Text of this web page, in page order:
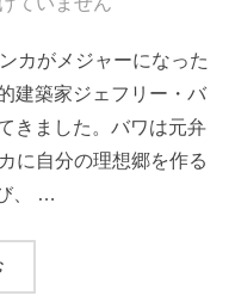
カがメジャーになった
建築家ジェフリー・バ
きました。バワは元弁
に自分の理想郷を作る
、 …
“独創的な熱帯建築家ジェフリー・